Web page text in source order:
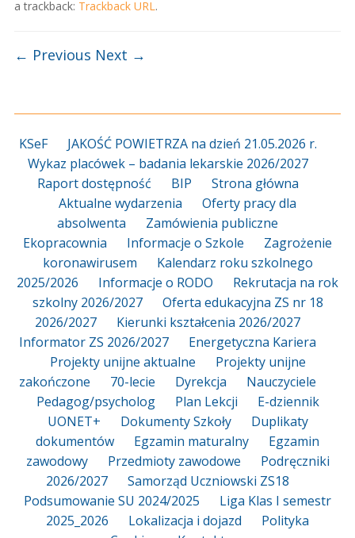
a trackback: Trackback URL.
← Previous Next →
KSeF
JAKOŚĆ POWIETRZA na dzień 21.05.2026 r.
Wykaz placówek – badania lekarskie 2026/2027
Raport dostępność
BIP
Strona główna
Aktualne wydarzenia
Oferty pracy dla
absolwenta
Zamówienia publiczne
Ekopracownia
Informacje o Szkole
Zagrożenie
koronawirusem
Kalendarz roku szkolnego
2025/2026
Informacje o RODO
Rekrutacja na rok
szkolny 2026/2027
Oferta edukacyjna ZS nr 18
2026/2027
Kierunki kształcenia 2026/2027
Informator ZS 2026/2027
Energetyczna Kariera
Projekty unijne aktualne
Projekty unijne
zakończone
70-lecie Dyrekcja
Nauczyciele
Pedagog/psycholog
Plan Lekcji
E-dziennik
UONET+
Dokumenty Szkoły
Duplikaty
dokumentów
Egzamin maturalny
Egzamin
zawodowy
Przedmioty zawodowe
Podręczniki
2026/2027
Samorząd Uczniowski ZS18
Podsumowanie SU 2024/2025
Liga Klas I semestr
2025_2026
Lokalizacja i dojazd
Polityka